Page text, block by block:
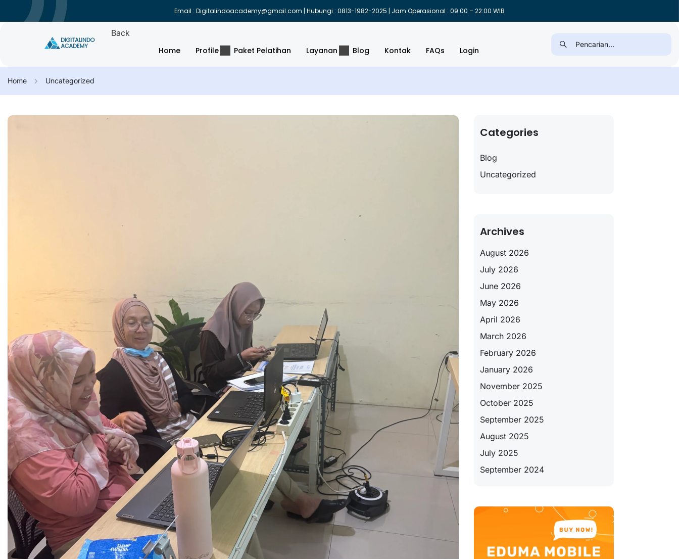
Email : Digitalindoacademy@gmail.com | Hubungi : 0813-1982-2025 | Jam Operasional : 09:00 – 22:00 WIB
Back
Home
Profile Paket Pelatihan Layanan Blog Kontak FAQs Login
Home Uncategorized
Categories
Blog
Uncategorized
Archives
August 2026
July 2026
June 2026
May 2026
April 2026
March 2026
February 2026
January 2026
November 2025
October 2025
September 2025
August 2025
July 2025
September 2024